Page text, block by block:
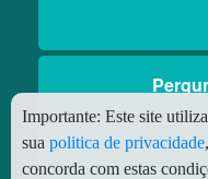
Importante: Este site
sua politica de privacidade
concorda com estas